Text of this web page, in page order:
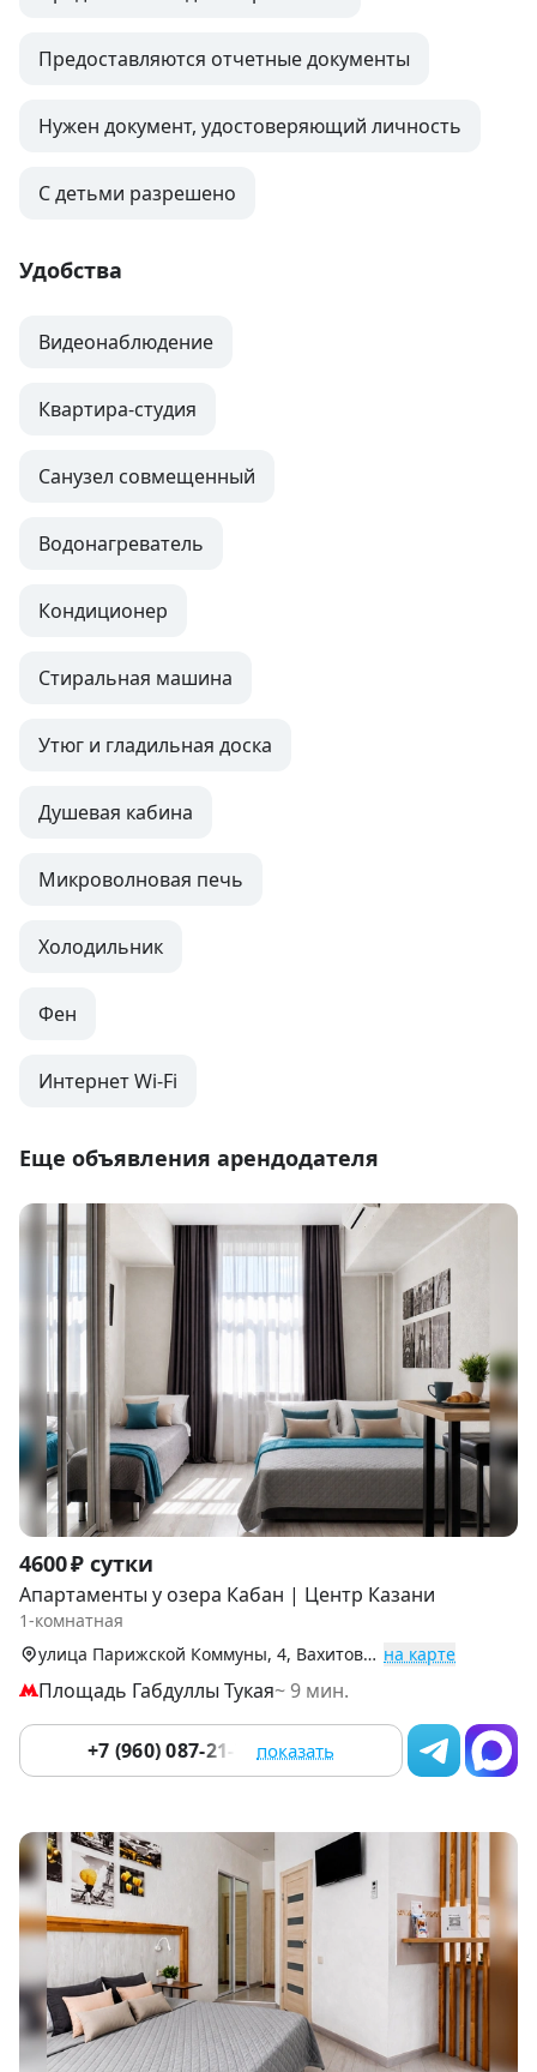
Предоставляются отчетные документы
Нужен документ, удостоверяющий личность
С детьми разрешено
Удобства
Видеонаблюдение
Квартира-студия
Санузел совмещенный
Водонагреватель
Кондиционер
Стиральная машина
Утюг и гладильная доска
Душевая кабина
Микроволновая печь
Холодильник
Фен
Интернет Wi-Fi
Еще объявления арендодателя
Item
1
of
9
4600 ₽ сутки
Апартаменты у озера Кабан | Центр Казани
1-комнатная
улица Парижской Коммуны, 4, Вахитовский р-н (Центр) на карте
Площадь Габдуллы Тукая~ 9 мин.
+7 (960) 087-21-78 показать